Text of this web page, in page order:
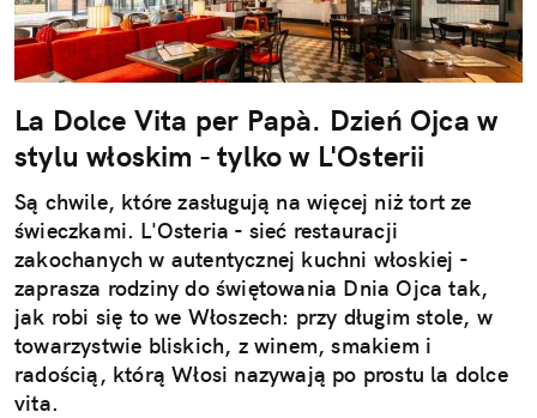
La Dolce Vita per Papà. Dzień Ojca w
stylu włoskim - tylko w L'Osterii
Są chwile, które zasługują na więcej niż tort ze
świeczkami. L'Osteria - sieć restauracji
zakochanych w autentycznej kuchni włoskiej -
zaprasza rodziny do świętowania Dnia Ojca tak,
jak robi się to we Włoszech: przy długim stole, w
towarzystwie bliskich, z winem, smakiem i
radością, którą Włosi nazywają po prostu la dolce
vita.